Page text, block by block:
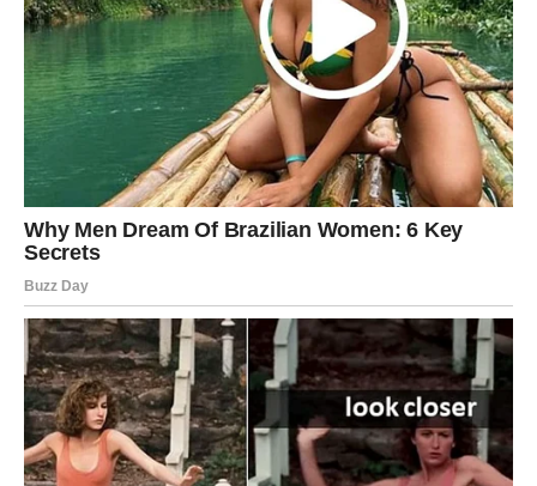
ljubav dolazi onda kada joj prestanemo postavljati rokove.